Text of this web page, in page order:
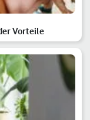
Vorteile